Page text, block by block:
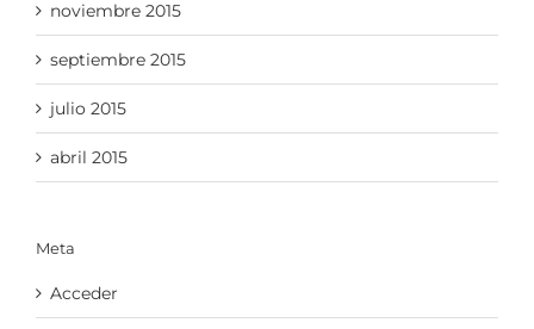
noviembre 2015
septiembre 2015
julio 2015
abril 2015
Meta
Acceder